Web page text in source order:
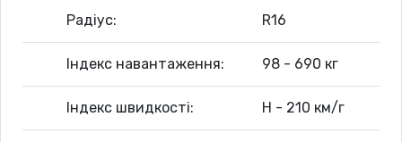
Радіус: R16
Індекс навантаження: 98 - 690 кг
Індекс швидкості: H - 210 км/г